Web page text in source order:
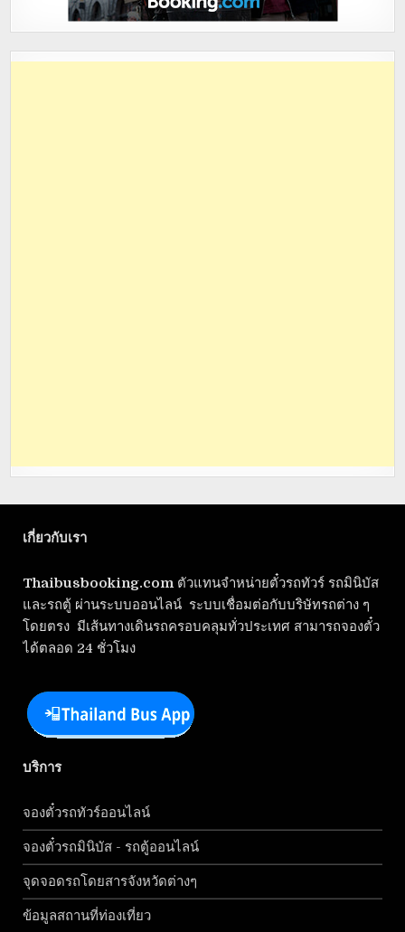
เกี่ยวกับเรา
Thaibusbooking.com ตัวแทนจำหน่ายตั๋วรถทัวร์ รถมินิบัส
และรถตู้ ผ่านระบบออนไลน์ ระบบเชื่อมต่อกับบริษัทรถต่าง ๆ
โดยตรง มีเส้นทางเดินรถครอบคลุมทั่วประเทศ สามารถจองตั๋ว
ได้ตลอด 24 ชั่วโมง
บริการ
จองตั๋วรถทัวร์ออนไลน์
จองตั๋วรถมินิบัส - รถตู้ออนไลน์
จุดจอดรถโดยสารจังหวัดต่างๆ
ข้อมูลสถานที่ท่องเที่ยว